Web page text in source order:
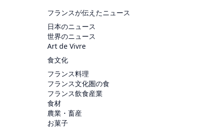
フランスが伝えたニュース
日本のニュース
世界のニュース
Art de Vivre
食文化
フランス料理
フランス文化圏の食
フランス飲食産業
食材
農業・畜産
お菓子